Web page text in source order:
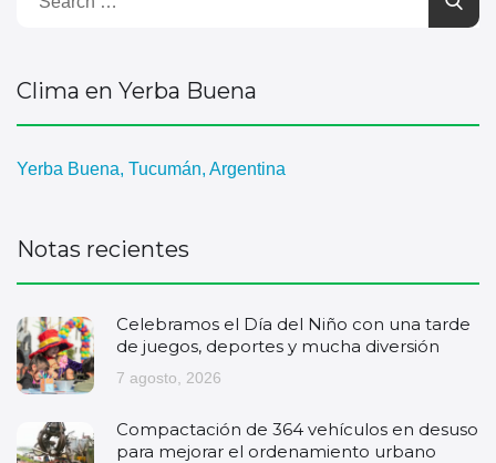
Clima en Yerba Buena
Yerba Buena, Tucumán, Argentina
Notas recientes
Celebramos el Día del Niño con una tarde
de juegos, deportes y mucha diversión
7 agosto, 2026
Compactación de 364 vehículos en desuso
para mejorar el ordenamiento urbano